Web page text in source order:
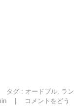
タグ : オードブル, ラン
コメントをどう